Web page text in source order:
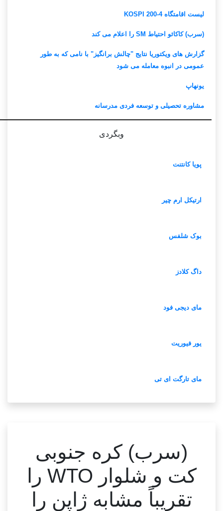
لیست اقامتگاه KOSPI 200-4
(سرب) کاکائو احتیاط SM را اعلام می کند
گزارش های ویکتوریا نتایج "چالش برانگیز" با نامی که به طور
عمومی در انبوه معامله می شود
یونهاپ
مشاوره تحصیلی و توسعه فردی مدرسانه
وبگردی
پویا کانتنت
ارتیکل ارم چیر
بوک شلفس
داگ کلادز
مای دیجی فود
یور فیوریت
مای تارگت ای تی
(سرب) کره جنوبی
کت و شلوار WTO را
تقریباً مشابه ژاپن را